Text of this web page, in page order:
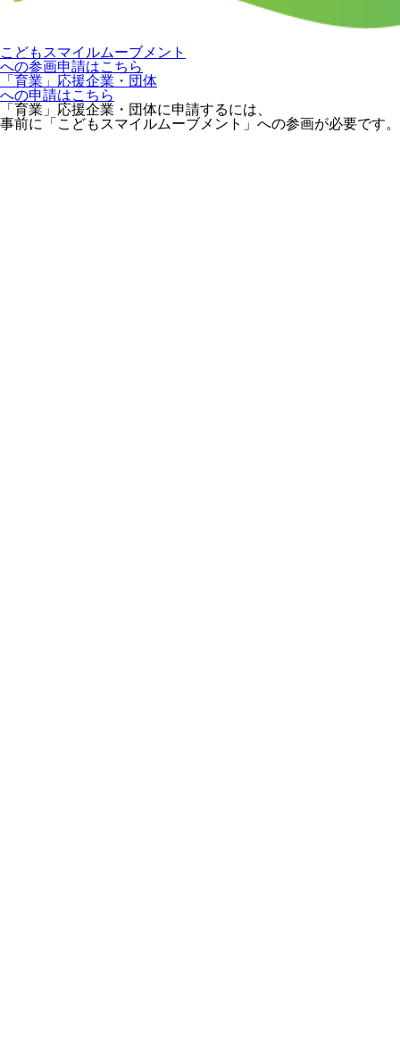
こどもスマイルムーブメント
への参画申請はこちら
「育業」応援企業・団体
への申請はこちら
「育業」応援企業・団体に申請するには、
事前に「こどもスマイルムーブメント」への参画が必要です。